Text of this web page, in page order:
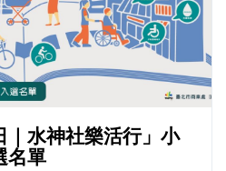
｜水神社樂活行」小
名單